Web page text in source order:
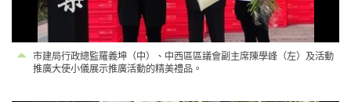
市建局行政總監羅義坤（中）、中西區區議會副主席陳學峰（左）及活動
推廣大使小儀展示推廣活動的精美禮品。